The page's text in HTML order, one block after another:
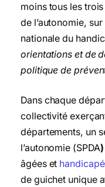
moins tous les
de l’autonomie,
nationale du
orientations et de
politique de
Dans chaque
collectivité
départements, un
l’autonomie (SPDA)
âgées et
de guichet unique